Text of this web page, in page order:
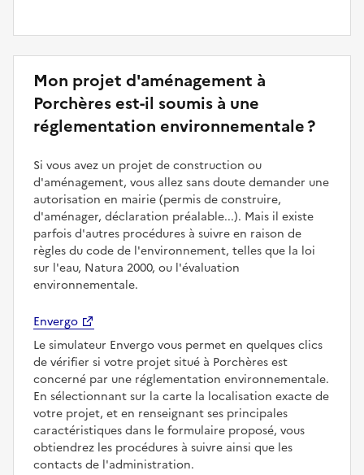
Mon projet d'aménagement à
Porchères est-il soumis à une
réglementation environnementale ?
Si vous avez un projet de construction ou
d'aménagement, vous allez sans doute demander une
autorisation en mairie (permis de construire,
d'aménager, déclaration préalable...). Mais il existe
parfois d'autres procédures à suivre en raison de
règles du code de l'environnement, telles que la loi
sur l'eau, Natura 2000, ou l'évaluation
environnementale.
Envergo
Le simulateur Envergo vous permet en quelques clics
de vérifier si votre projet situé à Porchères est
concerné par une réglementation environnementale.
En sélectionnant sur la carte la localisation exacte de
votre projet, et en renseignant ses principales
caractéristiques dans le formulaire proposé, vous
obtiendrez les procédures à suivre ainsi que les
contacts de l'administration.